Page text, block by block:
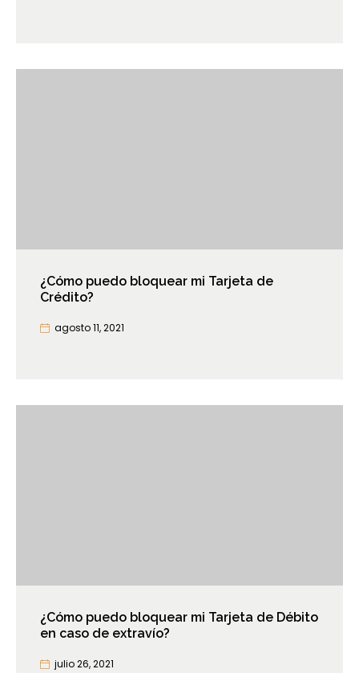
¿Cómo puedo bloquear mi Tarjeta de
Crédito?
agosto 11, 2021
¿Cómo puedo bloquear mi Tarjeta de Débito
en caso de extravío?
julio 26, 2021